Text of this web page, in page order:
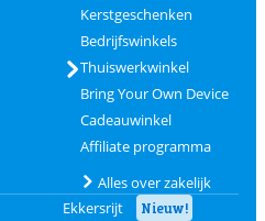
Kerstgeschenken
Bedrijfswinkels
Thuiswerkwinkel
Bring Your Own Device
Cadeauwinkel
Affiliate programma
Alles over zakelijk
Ekkersrijt Nieuw!